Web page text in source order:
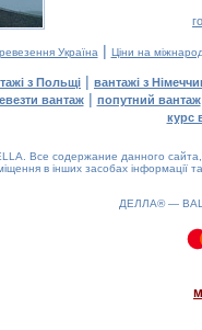
Україна | Ціни на
з Польщі | вантажі з
вантаж| попутний вантаж
курс
Все содержание данного
в інших засобах інформації
ДЕЛЛА® —